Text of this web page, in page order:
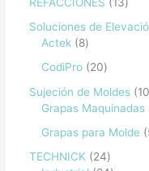
Soluciones de
Actek
8
CodiPro
20
Sujeción de Moldes
10
Grapas Maquinadas
Grapas para Molde
TECHNICK
24